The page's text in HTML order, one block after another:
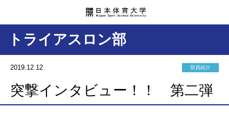
トライアスロン部
2019.12.12 部員紹介
突撃インタビュー！！ 第二弾